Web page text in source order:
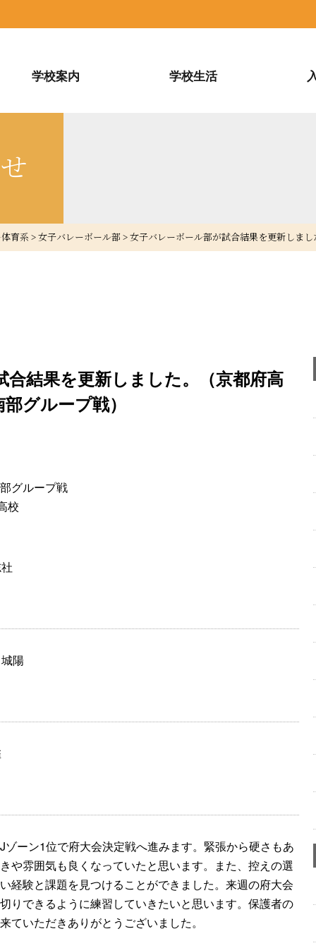
学校案内 学校生活
育系 > 女子バレーボール部 > 女子バレーボール部が試合結果を更新しま
結果を更新しました。（京都府高
グループ戦）
グループ戦
校
陽
ーン1位で府大会決定戦へ進みます。緊張から硬さもあ
や雰囲気も良くなっていたと思います。また、控えの選
経験と課題を見つけることができました。来週の府大会
りできるように練習していきたいと思います。保護者の
ていただきありがとうございました。